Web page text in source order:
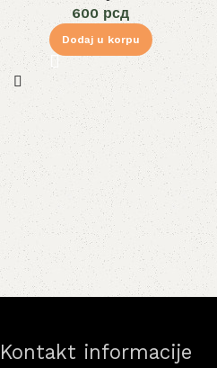
600 рсд
Dodaj u korpu
Kontakt informacije